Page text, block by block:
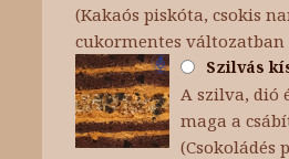
(Kakaós piskóta, csokis
cukormentes változatban
Szilvás
A szilva, dió
maga a
(Csokoládés